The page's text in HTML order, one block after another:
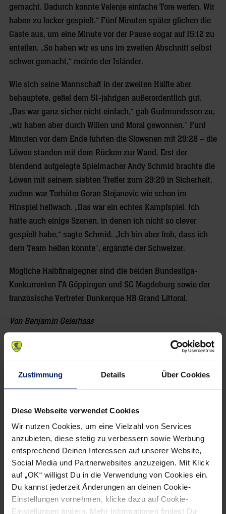
Zustimmung Details Über Cookies
Diese Webseite verwendet Cookies
Wir nutzen Cookies, um eine Vielzahl von Services
anzubieten, diese stetig zu verbessern sowie Werbung
entsprechend Deinen Interessen auf unserer Website,
Social Media und Partnerwebsites anzuzeigen. Mit Klick
auf „OK“ willigst Du in die Verwendung von Cookies ein.
Du kannst jederzeit Änderungen an deinen Cookie-
Einstellungen vornehmen, klicke dazu auf Cookie-
Einstellungen ändern. Mehr Informationen findest Du
gemacht. Dadurch konnte Velenje einfache Tore werfen. Wir
haben zu locker gespielt.“ Fünf Minuten später glichen die
Gäste aus, um eine Minute vor der Pause sogar auf 15:12 zu
enteilen. „So haben wir es uns im zweiten Abschnitt selbst
schwer gemacht,“ meinte der Isländer.
Wie sich seine Mannschaft in der zweiten Hälfte aber
behauptete, gefiel dem 51-jährigen außerordentlich gut.
„Das war ganz sicher nicht einfach,“ gab Gudmundsson zu,
„wir haben aber durch Willen und Moral gewonnen.“ Fünf
Minuten vor dem Ende führten die Slowenen mit 29:28 – die
Löwen standen mit dem Rücken zur Wand. Erst der
blendend aufgelegte Spielmacher Andy Schmid brachte die
Löwen mit seinem siebten Treffer zum 29:29 in Sicherheit,
zudem war Torhüter Goran Stojanovic wie schon im
Hinspiel hellwach. „Das war ein echtes Kampfspiel. Ich
hatte auch einige Szenen, in denen ich nicht so clever
gespielt habe,“ sagte Schmid. „Ich bin aber froh, dass ich
dem Team helfen konnte“, ergänzte der Schweizer.
Mögliche Halbfinalgegner sind die beiden Bundesliga-
Konkurrenten FA Göppingen und SC Magdeburg sowie der
französische Vertreter Dunkerque HB Grand Littoral.
Von Benjamin Geierhaas